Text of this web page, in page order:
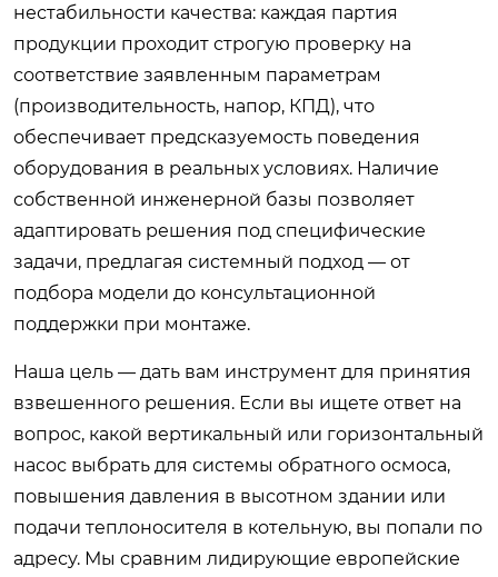
нестабильности качества: каждая партия
продукции проходит строгую проверку на
соответствие заявленным параметрам
(производительность, напор, КПД), что
обеспечивает предсказуемость поведения
оборудования в реальных условиях. Наличие
собственной инженерной базы позволяет
адаптировать решения под специфические
задачи, предлагая системный подход — от
подбора модели до консультационной
поддержки при монтаже.
Наша цель — дать вам инструмент для принятия
взвешенного решения. Если вы ищете ответ на
вопрос, какой вертикальный или горизонтальный
насос выбрать для системы обратного осмоса,
повышения давления в высотном здании или
подачи теплоносителя в котельную, вы попали по
адресу. Мы сравним лидирующие европейские